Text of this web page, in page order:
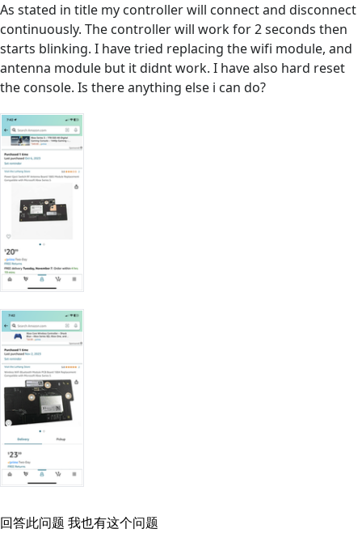
As stated in title my controller will connect and disconnect
continuously. The controller will work for 2 seconds then
starts blinking. I have tried replacing the wifi module, and
antenna module but it didnt work. I have also hard reset
the console. Is there anything else i can do?
回答此问题 我也有这个问题